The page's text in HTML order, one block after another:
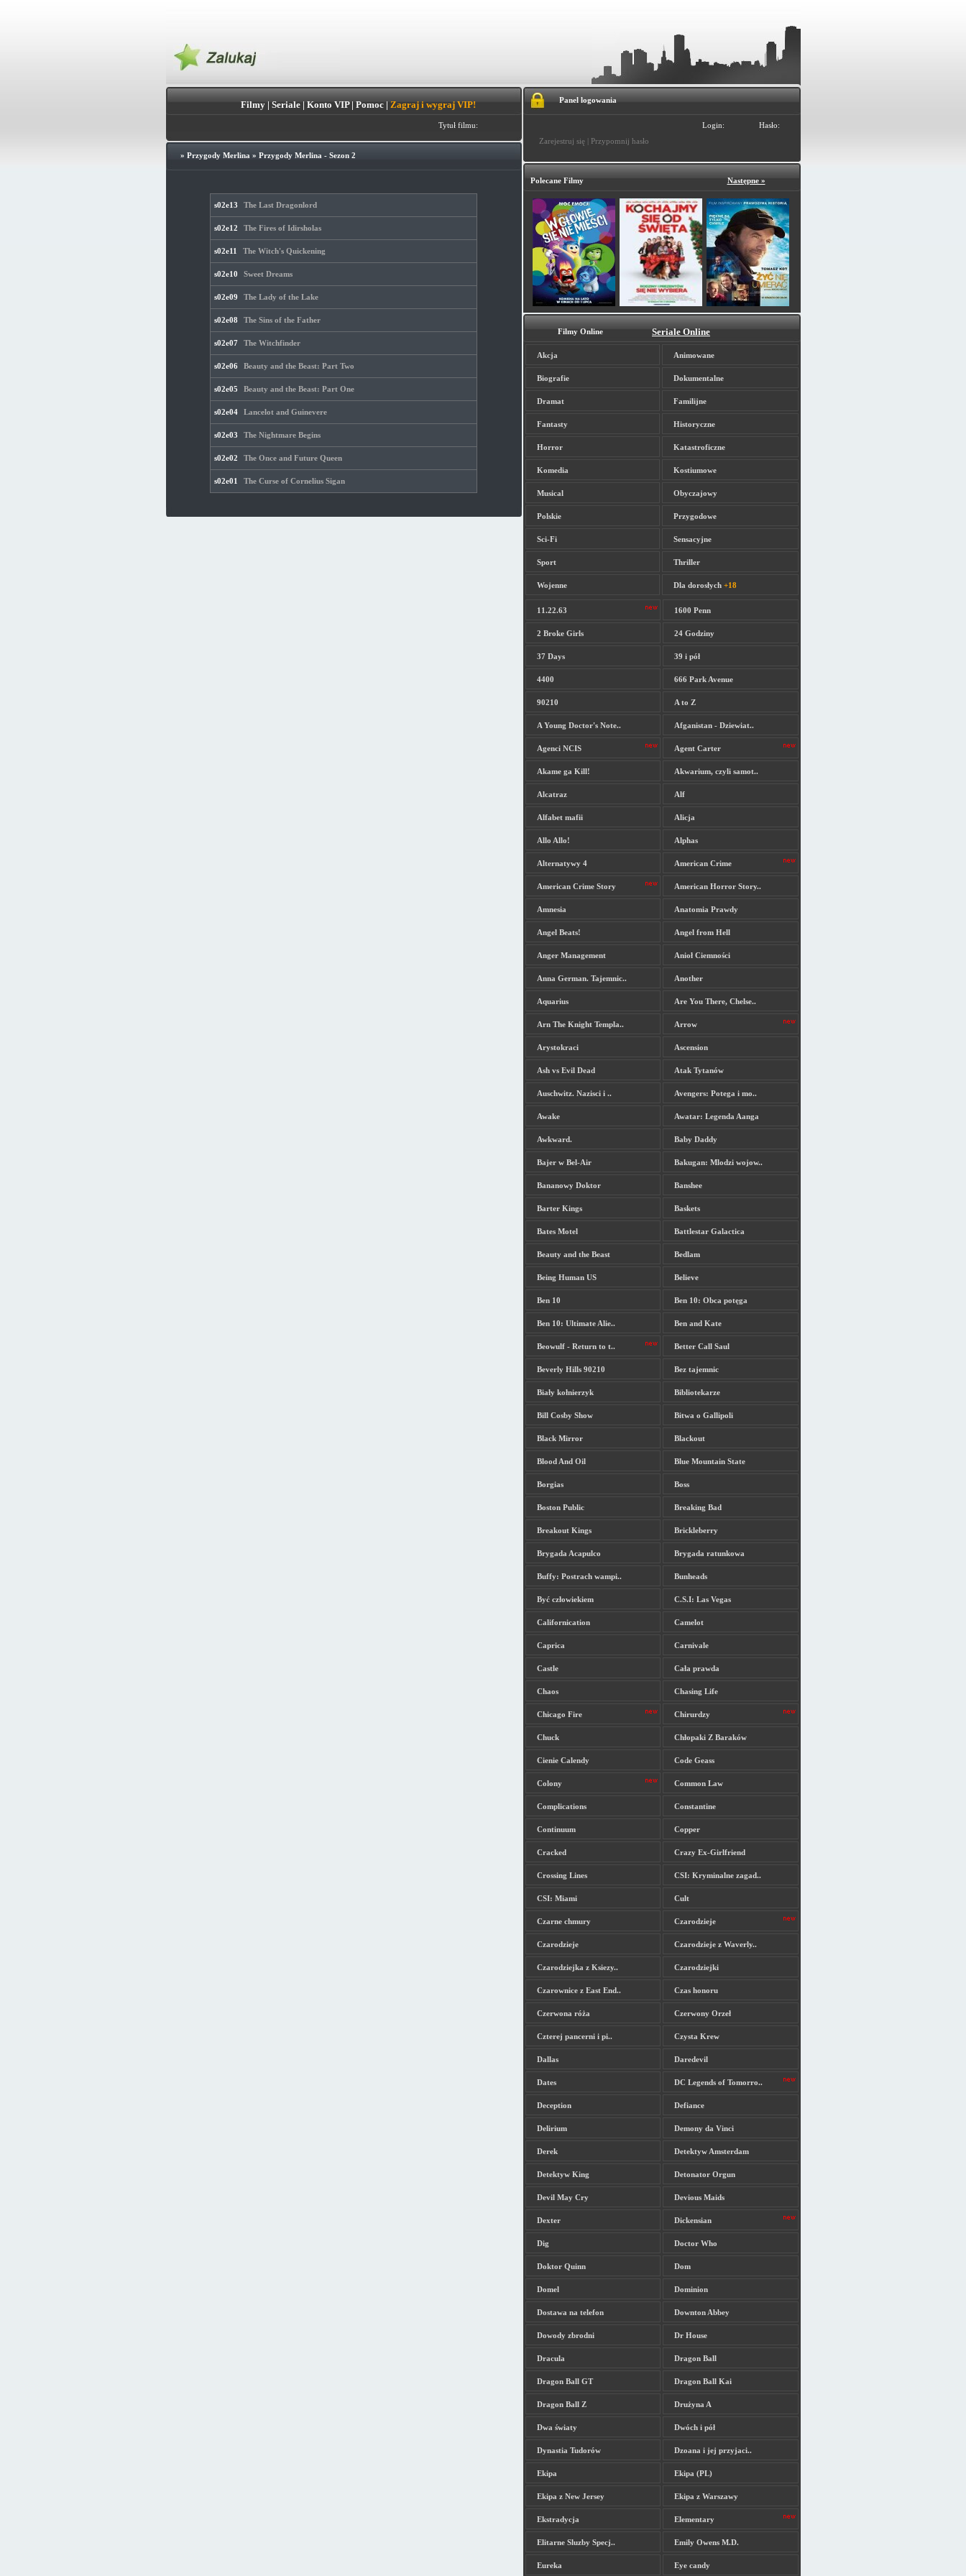
Filmy| Seriale| Konto VIP| Pomoc| Zagraj i wygraj VIP!
Tytuł filmu:
» Przygody Merlina » Przygody Merlina - Sezon 2
s02e13 The Last Dragonlord
s02e12 The Fires of Idirsholas
s02e11 The Witch's Quickening
s02e10 Sweet Dreams
s02e09 The Lady of the Lake
s02e08 The Sins of the Father
s02e07 The Witchfinder
s02e06 Beauty and the Beast: Part Two
s02e05 Beauty and the Beast: Part One
s02e04 Lancelot and Guinevere
s02e03 The Nightmare Begins
s02e02 The Once and Future Queen
s02e01 The Curse of Cornelius Sigan
Panel logowania
Login:
Hasło:
Zarejestruj się | Przypomnij hasło
Polecane Filmy Następne »
Filmy Online Seriale Online
Akcja Animowane
Biografie Dokumentalne
Dramat Familijne
Fantasty Historyczne
Horror Katastroficzne
Komedia Kostiumowe
Musical Obyczajowy
Polskie Przygodowe
Sci-Fi Sensacyjne
Sport Thriller
Wojenne Dla dorosłych +18
11.22.63 1600 Penn
2 Broke Girls 24 Godziny
37 Days 39 i pół
4400 666 Park Avenue
90210 A to Z
A Young Doctor's Note.. Afganistan - Dziewiat..
Agenci NCIS Agent Carter
Akame ga Kill! Akwarium, czyli samot..
Alcatraz Alf
Alfabet mafii Alicja
Allo Allo! Alphas
Alternatywy 4 American Crime
American Crime Story American Horror Story..
Amnesia Anatomia Prawdy
Angel Beats! Angel from Hell
Anger Management Anioł Ciemności
Anna German. Tajemnic.. Another
Aquarius Are You There, Chelse..
Arn The Knight Templa.. Arrow
Arystokraci Ascension
Ash vs Evil Dead Atak Tytanów
Auschwitz. Nazisci i .. Avengers: Potega i mo..
Awake Awatar: Legenda Aanga
Awkward. Baby Daddy
Bajer w Bel-Air Bakugan: Mlodzi wojow..
Bananowy Doktor Banshee
Barter Kings Baskets
Bates Motel Battlestar Galactica
Beauty and the Beast Bedlam
Being Human US Believe
Ben 10 Ben 10: Obca potęga
Ben 10: Ultimate Alie.. Ben and Kate
Beowulf - Return to t.. Better Call Saul
Beverly Hills 90210 Bez tajemnic
Biały kołnierzyk Bibliotekarze
Bill Cosby Show Bitwa o Gallipoli
Black Mirror Blackout
Blood And Oil Blue Mountain State
Borgias Boss
Boston Public Breaking Bad
Breakout Kings Brickleberry
Brygada Acapulco Brygada ratunkowa
Buffy: Postrach wampi.. Bunheads
Być człowiekiem C.S.I: Las Vegas
Californication Camelot
Caprica Carnivale
Castle Cała prawda
Chaos Chasing Life
Chicago Fire Chirurdzy
Chuck Chłopaki Z Baraków
Cienie Calendy Code Geass
Colony Common Law
Complications Constantine
Continuum Copper
Cracked Crazy Ex-Girlfriend
Crossing Lines CSI: Kryminalne zagad..
CSI: Miami Cult
Czarne chmury Czarodzieje
Czarodzieje Czarodzieje z Waverly..
Czarodziejka z Ksiezy.. Czarodziejki
Czarownice z East End.. Czas honoru
Czerwona róża Czerwony Orzeł
Czterej pancerni i pi.. Czysta Krew
Dallas Daredevil
Dates DC Legends of Tomorro..
Deception Defiance
Delirium Demony da Vinci
Derek Detektyw Amsterdam
Detektyw King Detonator Orgun
Devil May Cry Devious Maids
Dexter Dickensian
Dig Doctor Who
Doktor Quinn Dom
Domel Dominion
Dostawa na telefon Downton Abbey
Dowody zbrodni Dr House
Dracula Dragon Ball
Dragon Ball GT Dragon Ball Kai
Dragon Ball Z Drużyna A
Dwa światy Dwóch i pół
Dynastia Tudorów Dzoana i jej przyjaci..
Ekipa Ekipa (PL)
Ekipa z New Jersey Ekipa z Warszawy
Ekstradycja Elementary
Elitarne Sluzby Specj.. Emily Owens M.D.
Eureka Eye candy